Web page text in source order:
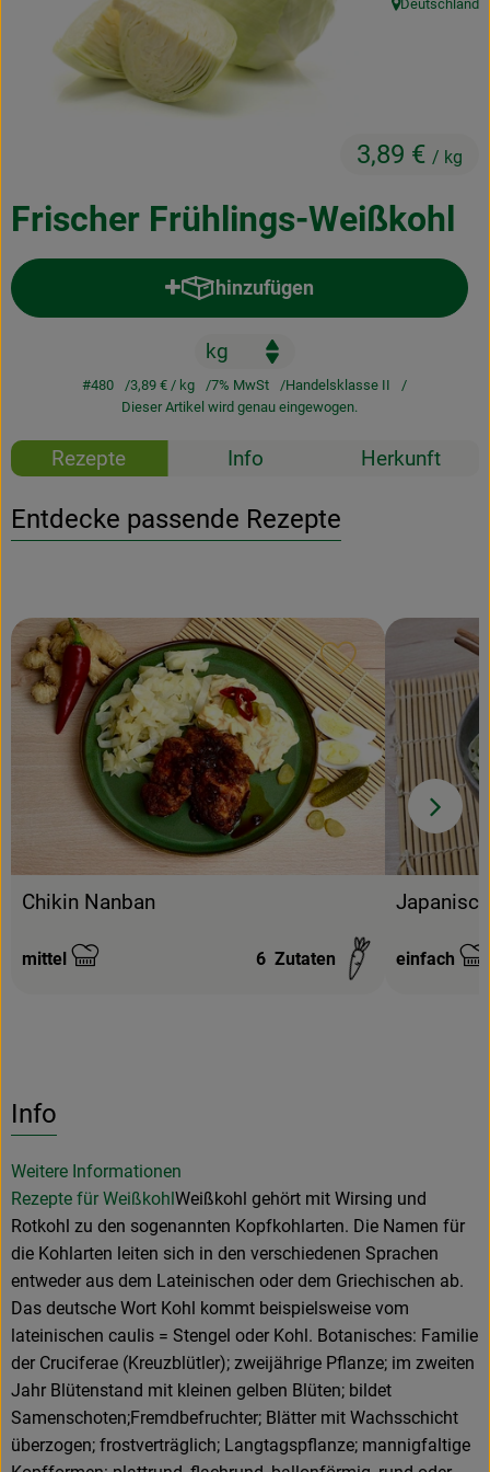
Kochen & Backen
Naturkost
Veranstaltungen
Frischer Frühlings-Weißkohl
3,89 € / kg
, Herkunft:
Deutschland
hinzufügen
Produkt zum Warenkorb
#480 3,89 € / kg 7% MwSt
Handelsklasse II
Dieser Artikel wird genau eingewogen.
Rezepte Info Herkunft
Entdecke passende Rezepte
Chikin Nanban
Schwierigkeit:
mittel 6 Zutaten
Rezept zu
einfach
Info
Weitere Informationen
Rezepte für WeißkohlWeißkohl gehört mit Wirsing und
Rotkohl zu den sogenannten Kopfkohlarten. Die Namen für
die Kohlarten leiten sich in den verschiedenen Sprachen
entweder aus dem Lateinischen oder dem Griechischen ab.
Das deutsche Wort Kohl kommt beispielsweise vom
lateinischen caulis = Stengel oder Kohl. Botanisches: Familie
der Cruciferae (Kreuzblütler); zweijährige Pflanze; im zweiten
Jahr Blütenstand mit kleinen gelben Blüten; bildet
Samenschoten;Fremdbefruchter; Blätter mit Wachsschicht
überzogen; frostverträglich; Langtagspflanze; mannigfaltige